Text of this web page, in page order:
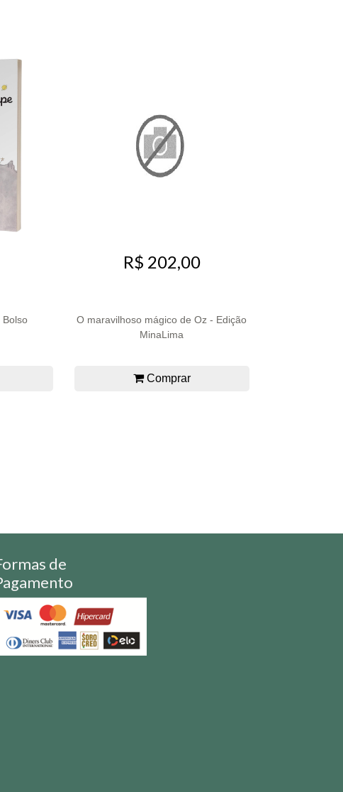
Bolso
R$ 202,00
O maravilhoso mágico de Oz - Edição
MinaLima
Comprar
de